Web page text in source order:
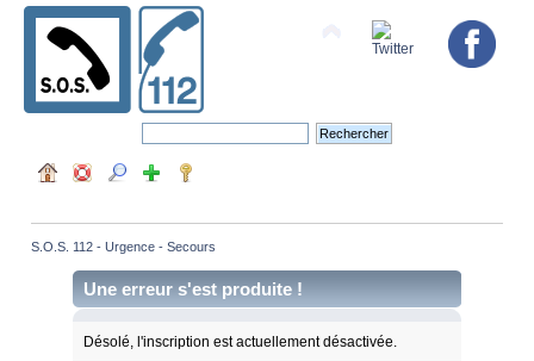
S.O.S. 112 - Urgence - Secours
Une erreur s'est produite !
Désolé, l'inscription est actuellement désactivée.